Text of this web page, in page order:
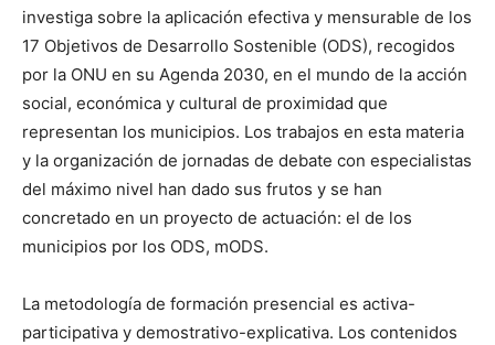
investiga sobre la aplicación efectiva y mensurable de los
17 Objetivos de Desarrollo Sostenible (ODS), recogidos
por la ONU en su Agenda 2030, en el mundo de la acción
social, económica y cultural de proximidad que
representan los municipios. Los trabajos en esta materia
y la organización de jornadas de debate con especialistas
del máximo nivel han dado sus frutos y se han
concretado en un proyecto de actuación: el de los
municipios por los ODS, mODS.
La metodología de formación presencial es activa-
participativa y demostrativo-explicativa. Los contenidos